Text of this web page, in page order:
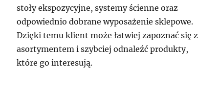
stoły ekspozycyjne, systemy ścienne oraz
odpowiednio dobrane wyposażenie sklepowe.
Dzięki temu klient może łatwiej zapoznać się z
asortymentem i szybciej odnaleźć produkty,
które go interesują.